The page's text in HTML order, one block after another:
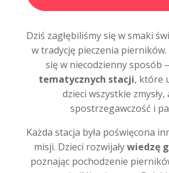
Dziś zagłębiliśmy się w smaki
w tradycję pieczenia pierników.
się w niecodzienny sposób
tematycznych stacji, które
dzieci wszystkie zmysły,
spostrzegawczość i
Każda stacja była poświęcona
misji. Dzieci rozwijaływiedzę
poznając pochodzenie